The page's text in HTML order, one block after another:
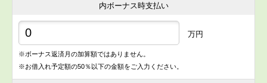
内ボーナス時支払い
万円
※ボーナス返済月の加算額ではありません。
※お借入れ予定額の50％以下の金額をご入力ください。